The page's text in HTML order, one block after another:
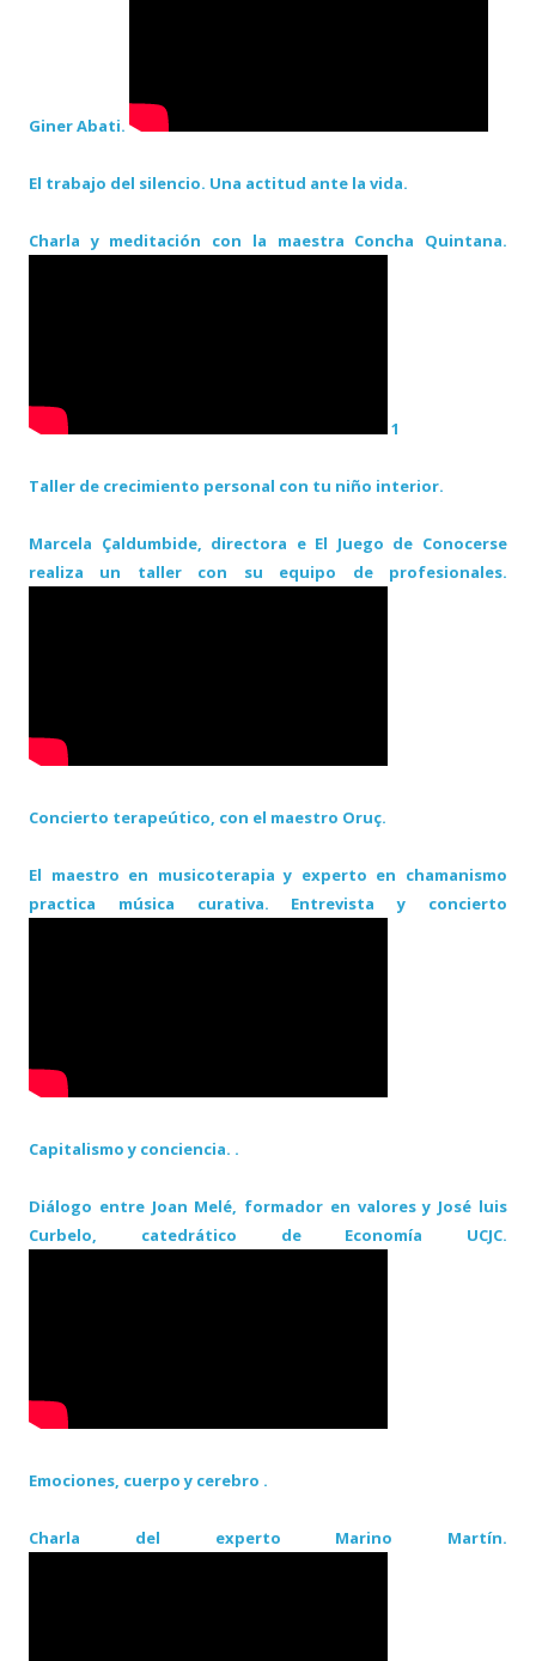
Giner Abati.
El trabajo del silencio. Una actitud ante la vida.
Charla y meditación con la maestra Concha Quintana.
1
Taller de crecimiento personal con tu niño interior.
Marcela Çaldumbide, directora e El Juego de Conocerse
realiza un taller con su equipo de profesionales.
Concierto terapeútico, con el maestro Oruç.
El maestro en musicoterapia y experto en chamanismo
practica música curativa. Entrevista y concierto
Capitalismo y conciencia. .
Diálogo entre Joan Melé, formador en valores y José luis
Curbelo, catedrático de Economía UCJC.
Emociones, cuerpo y cerebro .
Charla del experto Marino Martín.